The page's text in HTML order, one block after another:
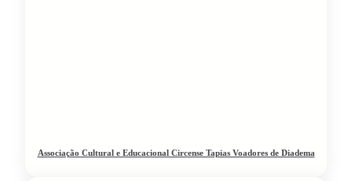
Associação Cultural e Educacional Circense Tapias Voadores de Diadema